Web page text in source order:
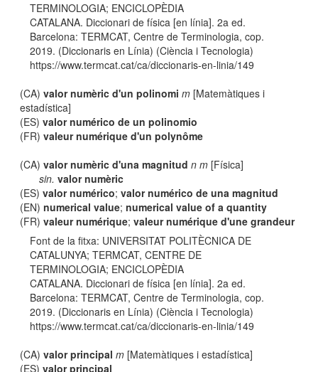
TERMINOLOGIA; ENCICLOPÈDIA
CATALANA. Diccionari de física [en línia]. 2a ed.
Barcelona: TERMCAT, Centre de Terminologia, cop.
2019. (Diccionaris en Línia) (Ciència i Tecnologia)
https://www.termcat.cat/ca/diccionaris-en-linia/149
(CA)valor numèric d'un polinomi m [Matemàtiques i
estadística]
(ES)valor numérico de un polinomio
(FR)valeur numérique d'un polynôme
(CA)valor numèric d'una magnitud n m [Física]
sin. valor numèric
(ES)valor numérico;valor numérico de una magnitud
(EN)numerical value;numerical value of a quantity
(FR)valeur numérique;valeur numérique d'une grandeur
Font de la fitxa: UNIVERSITAT POLITÈCNICA DE
CATALUNYA; TERMCAT, CENTRE DE
TERMINOLOGIA; ENCICLOPÈDIA
CATALANA. Diccionari de física [en línia]. 2a ed.
Barcelona: TERMCAT, Centre de Terminologia, cop.
2019. (Diccionaris en Línia) (Ciència i Tecnologia)
https://www.termcat.cat/ca/diccionaris-en-linia/149
(CA)valor principal m [Matemàtiques i estadística]
(ES)valor principal